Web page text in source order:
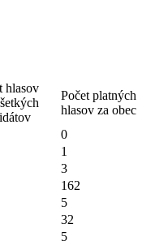
hlasov
Počet platných
hlasov za obec
0
1
3
162
5
32
5